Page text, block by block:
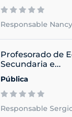
Responsable
Profesorado de
Secundaria e...
Pública
Responsable